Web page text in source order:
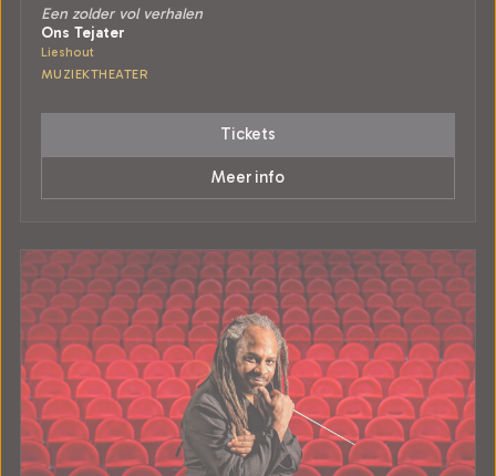
Een zolder vol verhalen
Ons Tejater
Lieshout
MUZIEKTHEATER
Tickets
Meer info